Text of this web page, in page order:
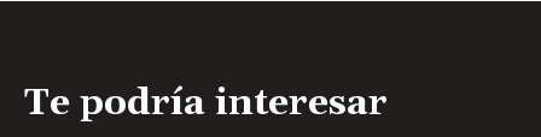
Te podría interesar